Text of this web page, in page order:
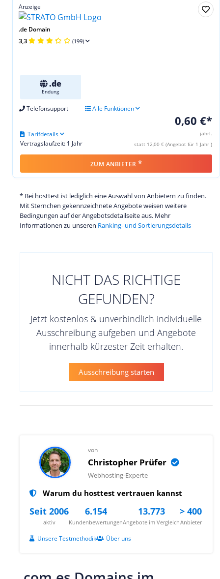
Anzeige
.de Domain
3,3 (199)
.de
Endung
Telefonsupport Alle Funktionen
0,60 €*
jährl.
statt 12,00 € (Angebot für 1 Jahr )
Vertragslaufzeit: 1 Jahr
Tarifdetails
ZUM ANBIETER *
* Bei hosttest ist lediglich eine Auswahl von Anbietern zu finden.
Mit Sternchen gekennzeichnete Angebote weisen weitere
Bedingungen auf der Angebotsdetailseite aus. Mehr
Informationen zu unseren Ranking- und Sortierungsdetails
NICHT DAS RICHTIGE
GEFUNDEN?
Jetzt kostenlos & unverbindlich individuelle
Ausschreibung aufgeben und Angebote
innerhalb kürzester Zeit erhalten.
Ausschreibung starten
von
Christopher Prüfer
Webhosting-Experte
Warum du hosttest vertrauen kannst
Seit 2006
aktiv
6.154
Kundenbewertungen
13.773
Angebote im Vergleich
> 400
Anbieter
Unsere Testmethodik Über uns